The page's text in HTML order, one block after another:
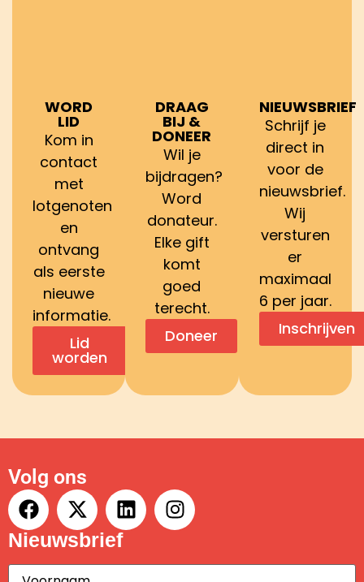
WORD
LID
Kom in
contact
met
lotgenoten
en
ontvang
als eerste
nieuwe
informatie.
Lid
worden
DRAAG
BIJ &
DONEER
Wil je
bijdragen?
Word
donateur.
Elke gift
komt
goed
terecht.
Doneer
NIEUWSBRIEF
Schrijf je
direct in
voor de
nieuwsbrief.
Wij
versturen
er
maximaal
6 per jaar.
Inschrijven
Volg ons
Nieuwsbrief
Voornaam(Vereist)